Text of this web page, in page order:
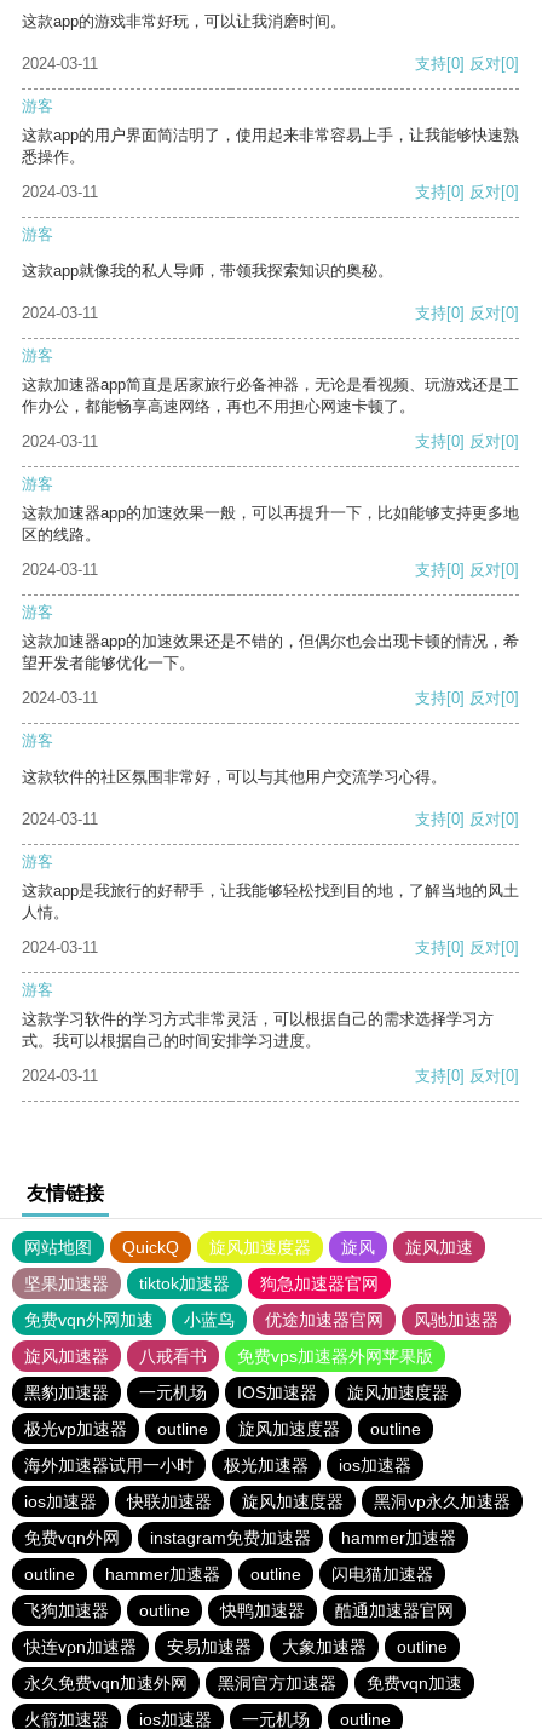
这款app的游戏非常好玩，可以让我消磨时间。
2024-03-11 支持[0] 反对[0]
游客
这款app的用户界面简洁明了，使用起来非常容易上手，让我能够快速熟
悉操作。
2024-03-11
支持[0] 反对[0]
游客
这款app就像我的私人导师，带领我探索知识的奥秘。
2024-03-11 支持[0] 反对[0]
游客
这款加速器app简直是居家旅行必备神器，无论是看视频、玩游戏还是工
作办公，都能畅享高速网络，再也不用担心网速卡顿了。
2024-03-11
支持[0] 反对[0]
游客
这款加速器app的加速效果一般，可以再提升一下，比如能够支持更多地
区的线路。
2024-03-11
支持[0] 反对[0]
游客
这款加速器app的加速效果还是不错的，但偶尔也会出现卡顿的情况，希
望开发者能够优化一下。
2024-03-11
支持[0] 反对[0]
游客
这款软件的社区氛围非常好，可以与其他用户交流学习心得。
2024-03-11 支持[0] 反对[0]
游客
这款app是我旅行的好帮手，让我能够轻松找到目的地，了解当地的风土
人情。
2024-03-11
支持[0] 反对[0]
游客
这款学习软件的学习方式非常灵活，可以根据自己的需求选择学习方
式。我可以根据自己的时间安排学习进度。
2024-03-11
支持[0] 反对[0]
友情链接
网站地图 QuickQ 旋风加速度器 旋风
旋风加速
坚果加速器
tiktok加速器
狗急加速器官网
免费vqn外网加速
小蓝鸟 优途加速器官网
风驰加速器
旋风加速器
八戒看书
免费vps加速器外网苹果版
黑豹加速器
一元机场 IOS加速器
旋风加速度器
极光vp加速器
outline 旋风加速度器
outline
海外加速器试用一小时
极光加速器
ios加速器
ios加速器
快联加速器 旋风加速度器
黑洞vp永久加速器
免费vqn外网
instagram免费加速器
hammer加速器
outline
hammer加速器 outline
闪电猫加速器
飞狗加速器
outline 快鸭加速器
酷通加速器官网
快连vρn加速器
安易加速器 大象加速器
outline
永久免费vqn加速外网
黑洞官方加速器
免费vqn加速
火箭加速器
ios加速器 一元机场 outline